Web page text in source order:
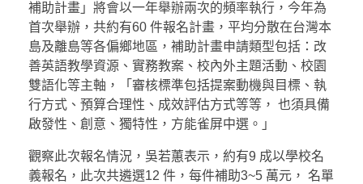
補助計畫」將會以一年舉辦兩次的頻率執行，今年為
首次舉辦，共約有60 件報名計畫，平均分散在台灣本
島及離島等各偏鄉地區，補助計畫申請類型包括：改
善英語教學資源、實務教案、校內外主題活動、校園
雙語化等主軸，「審核標準包括提案動機與目標、執
行方式、預算合理性、成效評估方式等等， 也須具備
啟發性、創意、獨特性，方能雀屏中選。」
觀察此次報名情況，吳若蕙表示，約有9 成以學校名
義報名，此次共遴選12 件，每件補助3~5 萬元， 名單